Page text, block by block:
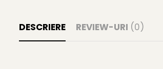
DESCRIERE REVIEW-URI (0)